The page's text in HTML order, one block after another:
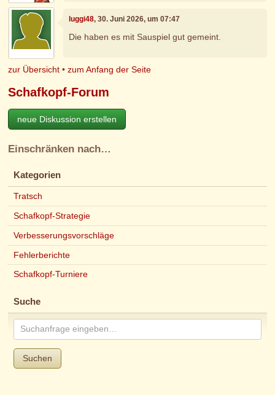
luggi48, 30. Juni 2026, um 07:47
Die haben es mit Sauspiel gut gemeint.
zur Übersicht •zum Anfang der Seite
Schafkopf-Forum
neue Diskussion erstellen
Einschränken nach…
Kategorien
Tratsch
Schafkopf-Strategie
Verbesserungsvorschläge
Fehlerberichte
Schafkopf-Turniere
Suche
Suchen